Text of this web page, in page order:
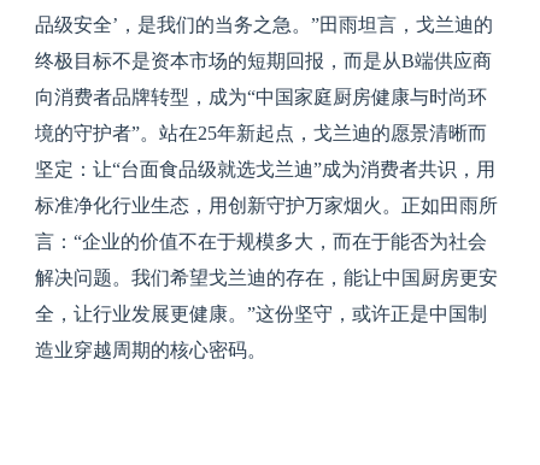
品级安全’，是我们的当务之急。”田雨坦言，戈兰迪的
终极目标不是资本市场的短期回报，而是从B端供应商
向消费者品牌转型，成为“中国家庭厨房健康与时尚环
境的守护者”。站在25年新起点，戈兰迪的愿景清晰而
坚定：让“台面食品级就选戈兰迪”成为消费者共识，用
标准净化行业生态，用创新守护万家烟火。正如田雨所
言：“企业的价值不在于规模多大，而在于能否为社会
解决问题。我们希望戈兰迪的存在，能让中国厨房更安
全，让行业发展更健康。”这份坚守，或许正是中国制
造业穿越周期的核心密码。